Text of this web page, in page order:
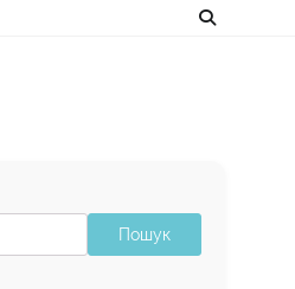
Пошук